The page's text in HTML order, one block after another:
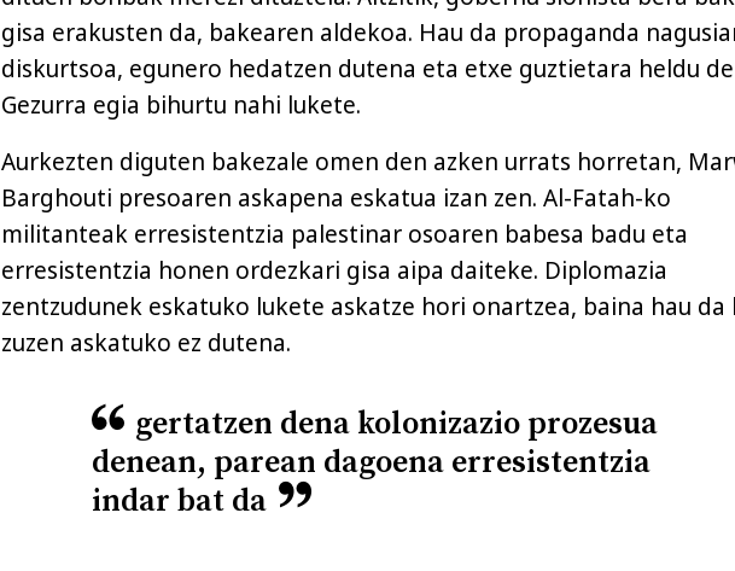
gisa erakusten da, bakearen aldekoa. Hau da propaganda
diskurtsoa, egunero hedatzen dutena eta etxe guztietara heldu
Gezurra egia bihurtu nahi lukete.
Aurkezten diguten bakezale omen den azken urrats horretan,
Barghouti presoaren askapena eskatua izan zen. Al-Fatah-ko
militanteak erresistentzia palestinar osoaren babesa badu eta
erresistentzia honen ordezkari gisa aipa daiteke. Diplomazia
zentzudunek eskatuko lukete askatze hori onartzea, baina hau da
zuzen askatuko ez dutena.
gertatzen dena kolonizazio prozesua
denean, parean dagoena erresistentzia
indar bat da